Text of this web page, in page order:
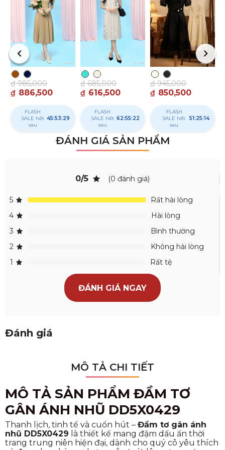
₫ 886,500
₫985,000
FLASH
SALE hết
sau
45:53:28
₫ 616,500
₫685,000
FLASH
SALE hết
sau
62:55:21
₫ 850,500
₫945,000
FLASH
SALE hết
sau
51:25:13
ĐÁNH GIÁ SẢN PHẨM
(0 đánh giá)
0/5
5
Rất hài lòng
4
Hài lòng
3
Bình thường
2
Không hài lòng
1
Rất tệ
ĐÁNH GIÁ NGAY
Đánh giá
MÔ TẢ CHI TIẾT
MÔ TẢ SẢN PHẨM ĐẦM TƠ
GÂN ÁNH NHŨ DD5X0429
Thanh lịch, tinh tế và cuốn hút – Đầm tơ gân ánh
nhũ DD5X0429 là thiết kế mang đậm dấu ấn thời
trang trung niên hiện đại, dành cho quý cô yêu thích